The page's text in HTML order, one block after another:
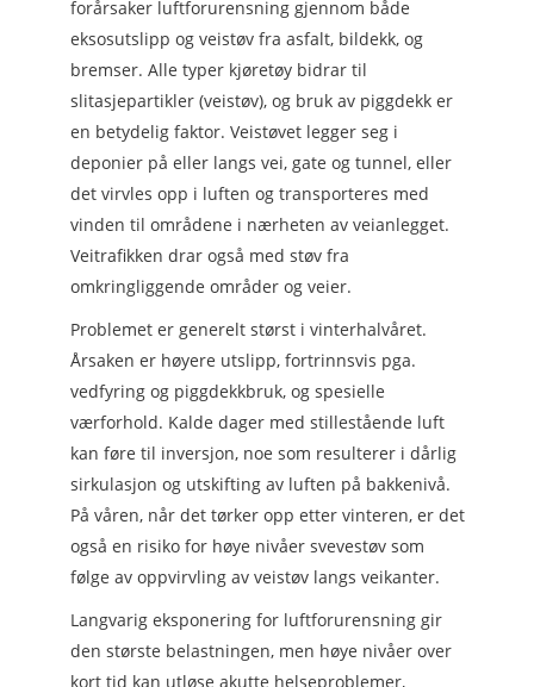
forårsaker luftforurensning gjennom både
eksosutslipp og veistøv fra asfalt, bildekk, og
bremser. Alle typer kjøretøy bidrar til
slitasjepartikler (veistøv), og bruk av piggdekk er
en betydelig faktor. Veistøvet legger seg i
deponier på eller langs vei, gate og tunnel, eller
det virvles opp i luften og transporteres med
vinden til områdene i nærheten av veianlegget.
Veitrafikken drar også med støv fra
omkringliggende områder og veier.
Problemet er generelt størst i vinterhalvåret.
Årsaken er høyere utslipp, fortrinnsvis pga.
vedfyring og piggdekkbruk, og spesielle
værforhold. Kalde dager med stillestående luft
kan føre til inversjon, noe som resulterer i dårlig
sirkulasjon og utskifting av luften på bakkenivå.
På våren, når det tørker opp etter vinteren, er det
også en risiko for høye nivåer svevestøv som
følge av oppvirvling av veistøv langs veikanter.
Langvarig eksponering for luftforurensning gir
den største belastningen, men høye nivåer over
kort tid kan utløse akutte helseproblemer,